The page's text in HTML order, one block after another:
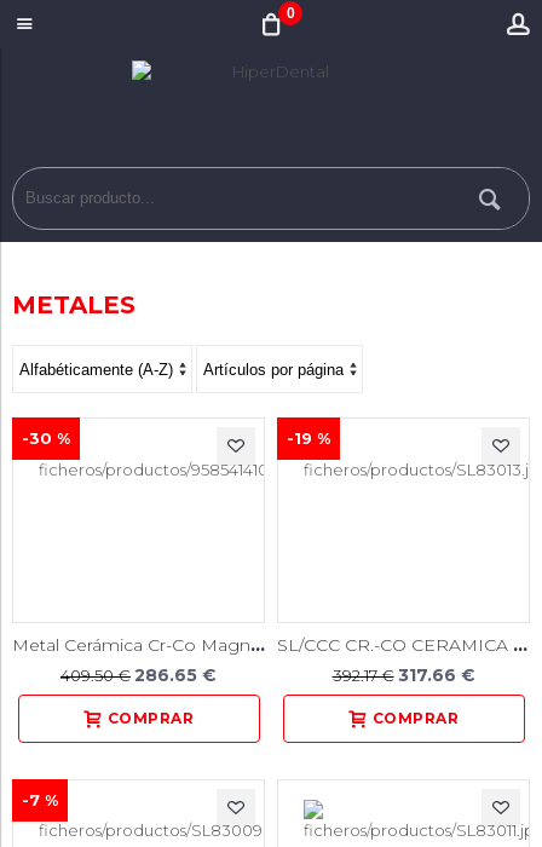
0
METALES
Metal Cerámica Cr-Co Magnum Splendidum
409.50 €286.65 €
-30 %
SL/CCC CR.-CO CERAMICA 1000GR. (NUEVO)
392.17 € 317.66 €
-19 %
-7 %